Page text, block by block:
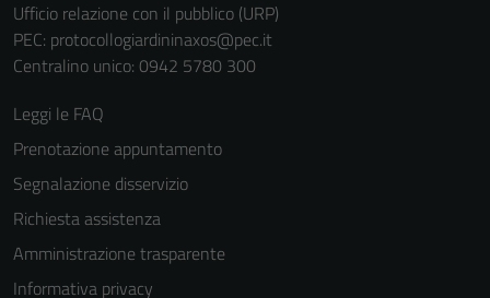
Ufficio relazione con il pubblico (URP)
PEC: protocollogiardininaxos@pec.it
Centralino unico: 0942 5780 300
Leggi le FAQ
Prenotazione appuntamento
Segnalazione disservizio
Richiesta assistenza
Amministrazione trasparente
Informativa privacy